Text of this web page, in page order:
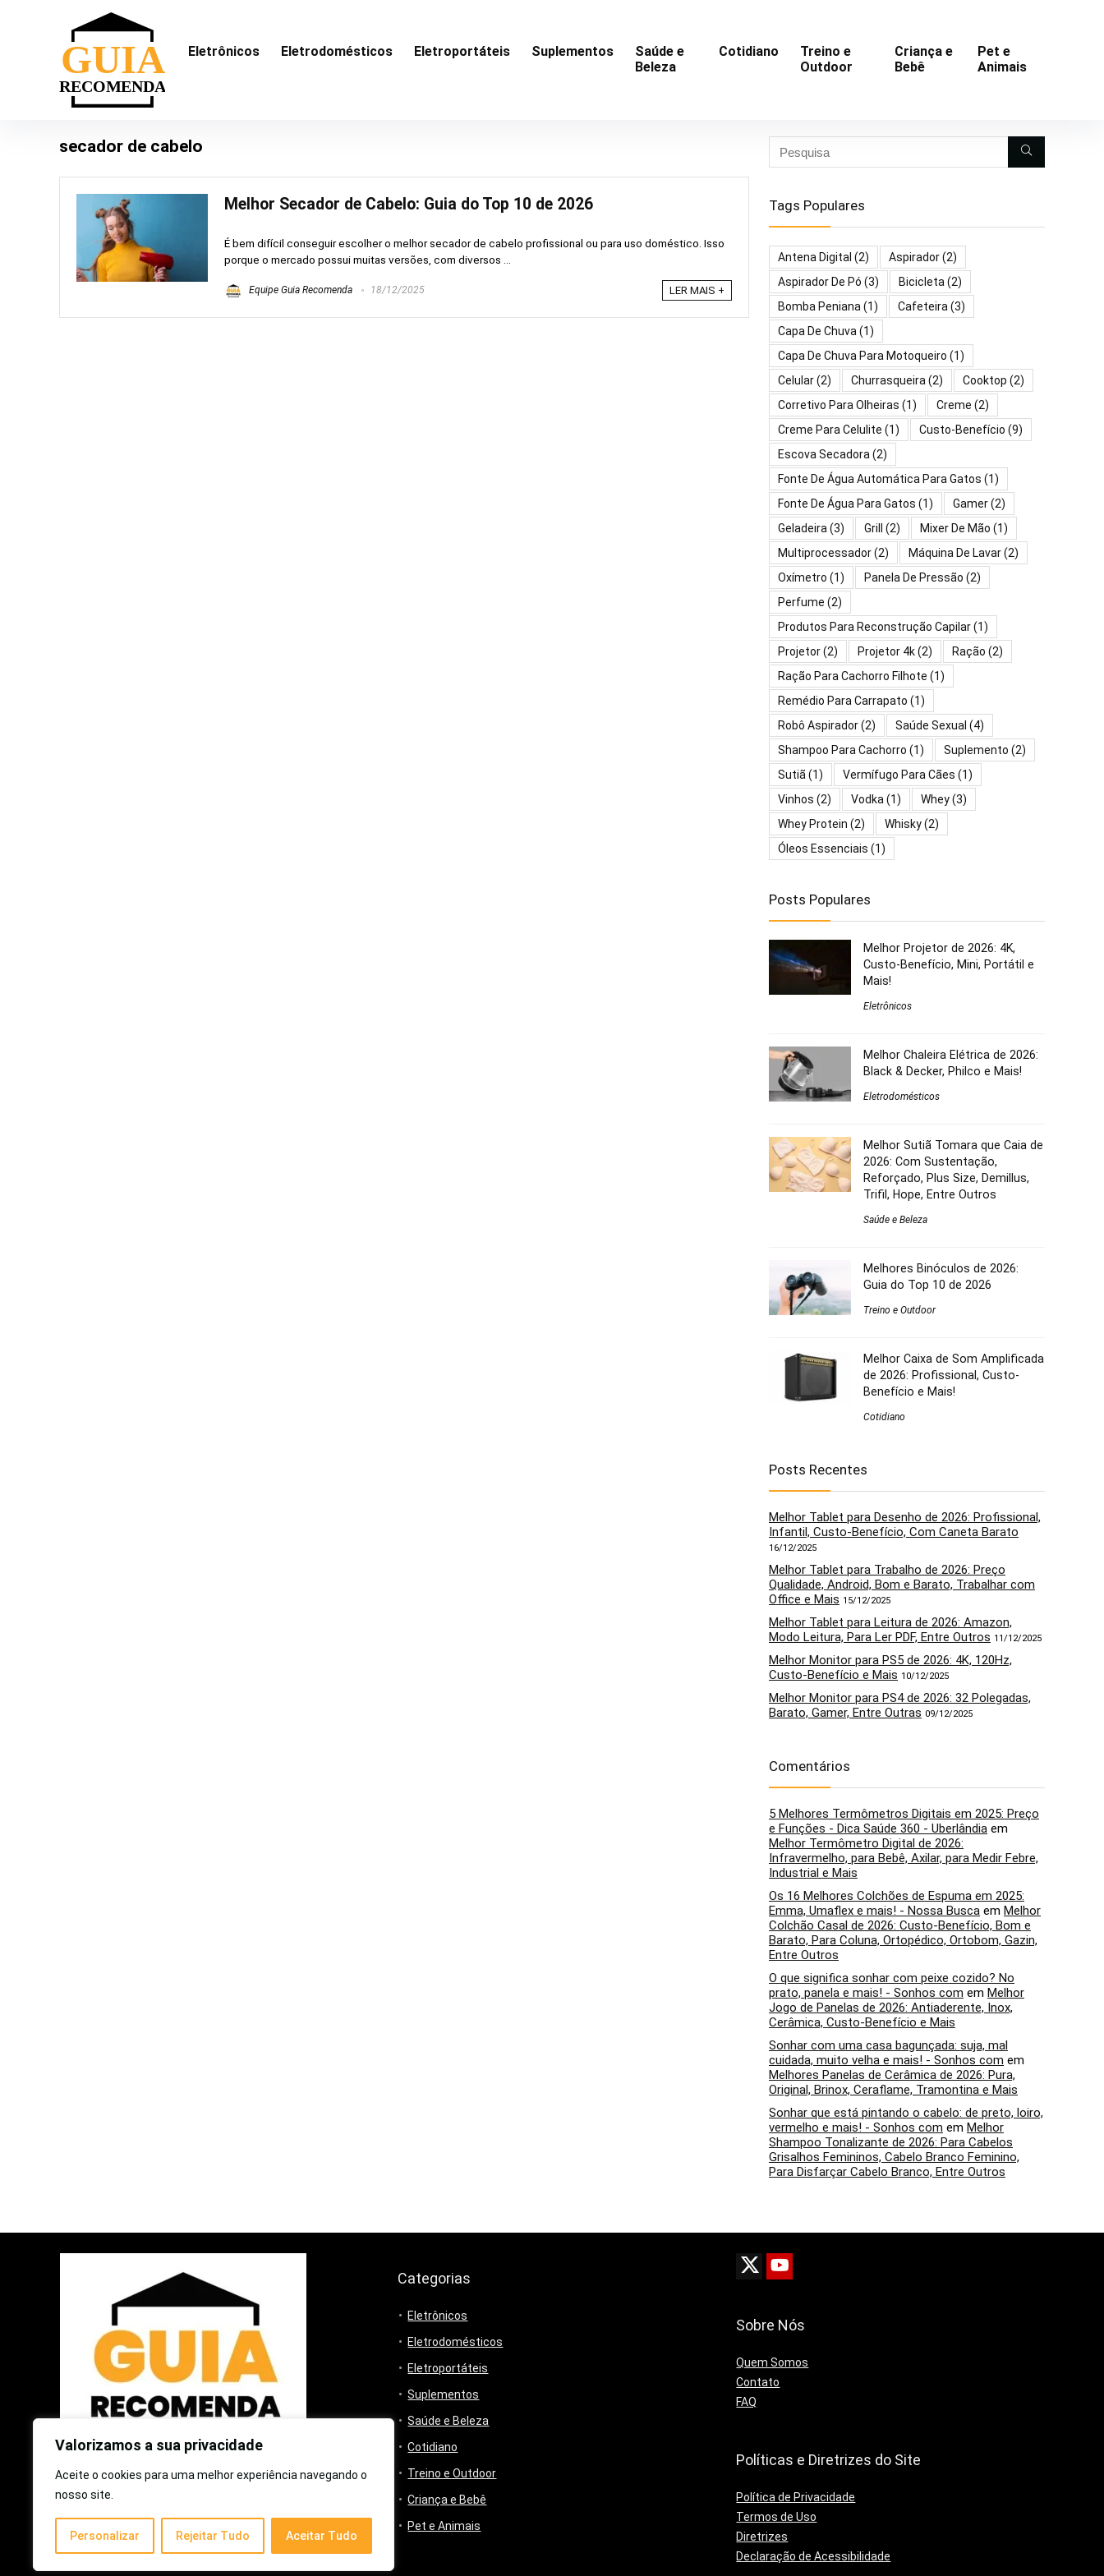
Valorizamos a sua privacidade
Aceite o cookies para uma melhor experiência navegando o
nosso site.
Personalizar Rejeitar Tudo Aceitar Tudo
Eletrônicos Eletrodomésticos Eletroportáteis Suplementos
Saúde e
Beleza
Cotidiano
Treino e
Outdoor
Criança e
Bebê
Pet e
Animais
secador de cabelo
Melhor Secador de Cabelo: Guia do Top 10 de 2026
É bem difícil conseguir escolher o melhor secador de cabelo profissional ou para uso doméstico. Isso
porque o mercado possui muitas versões, com diversos ...
Equipe Guia Recomenda 18/12/2025 LER MAIS +
Tags Populares
Antena Digital (2) Aspirador(2)
Aspirador De Pó (3) Bicicleta (2)
Bomba Peniana (1) Cafeteira (3)
Capa De Chuva (1)
Capa De Chuva Para Motoqueiro (1)
Celular(2) Churrasqueira (2) Cooktop (2)
Corretivo Para Olheiras (1) Creme (2)
Creme Para Celulite (1) Custo-Benefício (9)
Escova Secadora (2)
Fonte De Água Automática Para Gatos (1)
Fonte De Água Para Gatos (1) Gamer(2)
Geladeira (3) Grill (2) Mixer De Mão (1)
Multiprocessador(2) Máquina De Lavar(2)
Oxímetro (1) Panela De Pressão (2)
Perfume (2)
Produtos Para Reconstrução Capilar(1)
Projetor(2) Projetor 4k(2) Ração (2)
Ração Para Cachorro Filhote (1)
Remédio Para Carrapato (1)
Robô Aspirador(2) Saúde Sexual (4)
Shampoo Para Cachorro (1) Suplemento (2)
Sutiã (1) Vermífugo Para Cães (1)
Vinhos (2) Vodka (1) Whey(3)
Whey Protein (2) Whisky(2)
Óleos Essenciais (1)
Posts Populares
Melhor Projetor de 2026: 4K,
Custo-Benefício, Mini, Portátil e
Mais!
Eletrônicos
Melhor Chaleira Elétrica de 2026:
Black & Decker, Philco e Mais!
Eletrodomésticos
Melhor Sutiã Tomara que Caia de
2026: Com Sustentação,
Reforçado, Plus Size, Demillus,
Trifil, Hope, Entre Outros
Saúde e Beleza
Melhores Binóculos de 2026:
Guia do Top 10 de 2026
Treino e Outdoor
Melhor Caixa de Som Amplificada
de 2026: Profissional, Custo-
Benefício e Mais!
Cotidiano
Posts Recentes
Melhor Tablet para Desenho de 2026: Profissional,
Infantil, Custo-Benefício, Com Caneta Barato
16/12/2025
Melhor Tablet para Trabalho de 2026: Preço
Qualidade, Android, Bom e Barato, Trabalhar com
Office e Mais 15/12/2025
Melhor Tablet para Leitura de 2026: Amazon,
Modo Leitura, Para Ler PDF, Entre Outros 11/12/2025
Melhor Monitor para PS5 de 2026: 4K, 120Hz,
Custo-Benefício e Mais 10/12/2025
Melhor Monitor para PS4 de 2026: 32 Polegadas,
Barato, Gamer, Entre Outras 09/12/2025
Comentários
5 Melhores Termômetros Digitais em 2025: Preço
e Funções - Dica Saúde 360 - Uberlândia em
Melhor Termômetro Digital de 2026:
Infravermelho, para Bebê, Axilar, para Medir Febre,
Industrial e Mais
Os 16 Melhores Colchões de Espuma em 2025:
Emma, Umaflex e mais! - Nossa Busca em Melhor
Colchão Casal de 2026: Custo-Benefício, Bom e
Barato, Para Coluna, Ortopédico, Ortobom, Gazin,
Entre Outros
O que significa sonhar com peixe cozido? No
prato, panela e mais! - Sonhos com em Melhor
Jogo de Panelas de 2026: Antiaderente, Inox,
Cerâmica, Custo-Benefício e Mais
Sonhar com uma casa bagunçada: suja, mal
cuidada, muito velha e mais! - Sonhos com em
Melhores Panelas de Cerâmica de 2026: Pura,
Original, Brinox, Ceraflame, Tramontina e Mais
Sonhar que está pintando o cabelo: de preto, loiro,
vermelho e mais! - Sonhos com em Melhor
Shampoo Tonalizante de 2026: Para Cabelos
Grisalhos Femininos, Cabelo Branco Feminino,
Para Disfarçar Cabelo Branco, Entre Outros
2025 © Guia Recomenda | Todos os Direitos Reservados
Programa de Afiliados Mercado Livre, somos remunerados
pelas compras qualificadas efetuadas.
Categorias
Eletrônicos
Eletrodomésticos
Eletroportáteis
Suplementos
Saúde e Beleza
Cotidiano
Treino e Outdoor
Criança e Bebê
Pet e Animais
Sobre Nós
Quem Somos
Contato
FAQ
Políticas e Diretrizes do Site
Política de Privacidade
Termos de Uso
Diretrizes
Declaração de Acessibilidade